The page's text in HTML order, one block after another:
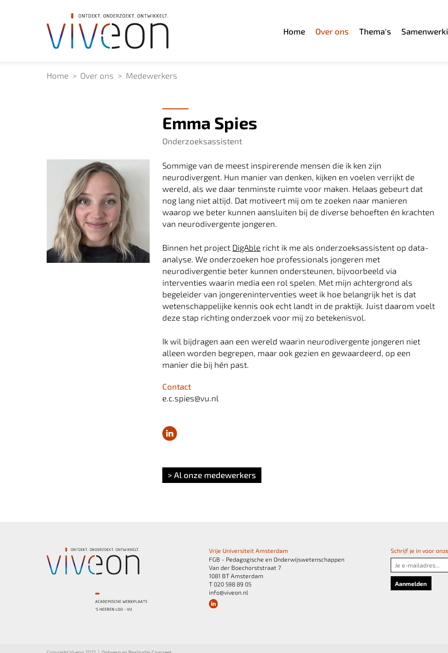
Home Over ons Thema's
Home Over ons Medewerkers
Emma Spies
Onderzoeksassistent
Sommige van de meest inspirerende mensen die ik ken zijn
neurodivergent. Hun manier van denken, kijken en voelen verrijkt de
wereld, als we daar tenminste ruimte voor maken. Helaas gebeurt dat
nog lang niet altijd. Dat motiveert mij om te zoeken naar manieren
waarop we beter kunnen aansluiten bij de diverse behoeften én krachten
van neurodivergente jongeren.
Binnen het project DigAble richt ik me als onderzoeksassistent op data-
analyse. We onderzoeken hoe professionals jongeren met
neurodivergentie beter kunnen ondersteunen, bijvoorbeeld via
interventies waarin media een rol spelen. Met mijn achtergrond als
begeleider van jongereninterventies weet ik hoe belangrijk het is dat
wetenschappelijke kennis ook echt landt in de praktijk. Juist daarom voelt
deze stap richting onderzoek voor mij zo betekenisvol.
Ik wil bijdragen aan een wereld waarin neurodivergente jongeren niet
alleen worden begrepen, maar ook gezien en gewaardeerd, op een
manier die bij hén past.
Contact
e.c.spies@vu.nl
> Al onze medewerkers
Vrije Universiteit Amsterdam
FGB - Pedagogische en Onderwijswetenschappen
Van der Boechorststraat 7
1081 BT Amsterdam
T 020 598 89 05
info@viveon.nl
Schrijf je in voor